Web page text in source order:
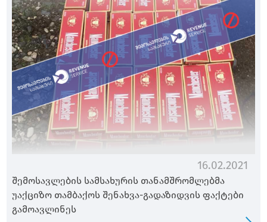
16.02.2021
შემოსავლების სამსახურის თანამშრომლებმა
უაქციზო თამბაქოს შენახვა-გადაზიდვის ფაქტები
გამოავლინეს